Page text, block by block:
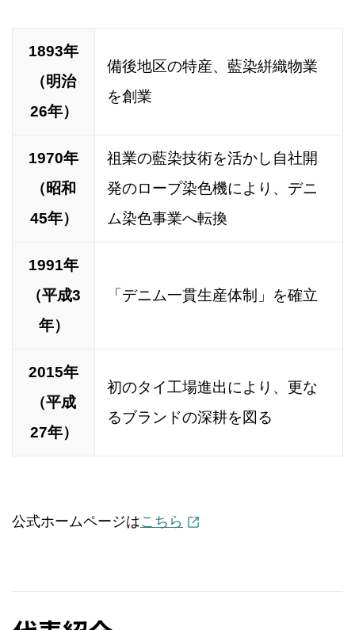
1893年
（明治
26年）
備後地区の特産、藍染絣織物業
を創業
1970年
（昭和
45年）
祖業の藍染技術を活かし自社開
発のロープ染色機により、デニ
ム染色事業へ転換
1991年
（平成3
年）
「デニム一貫生産体制」を確立
2015年
（平成
27年）
初のタイ工場進出により、更な
るブランドの深耕を図る
公式ホームページはこちら